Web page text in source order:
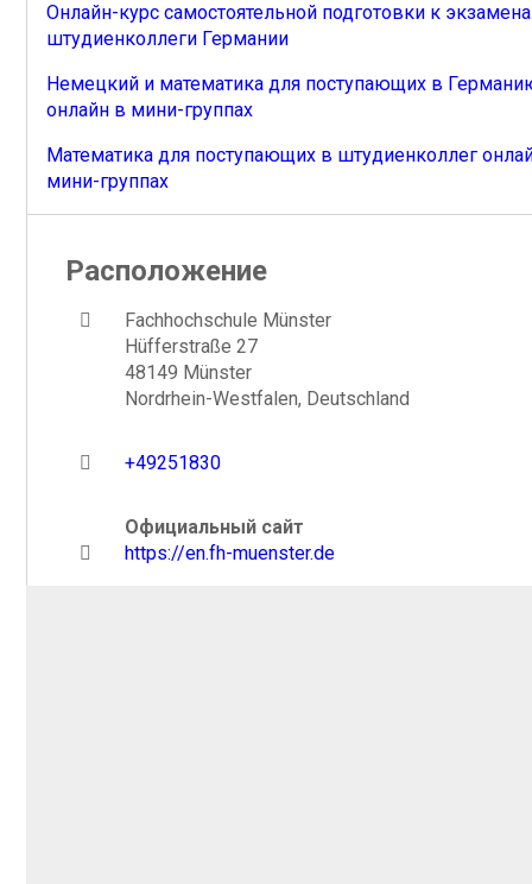
Онлайн-курс самостоятельной подготовки к
штудиенколлеги Германии
Немецкий и математика для поступающих в
онлайн в мини-группах
Математика для поступающих в штудиенколлег
мини-группах
Расположение
Fachhochschule Münster
Hüfferstraße 27
48149 Münster
Nordrhein-Westfalen, Deutschland
+49251830
Официальный сайт
https://en.fh-muenster.de